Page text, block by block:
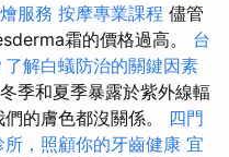
服務 按摩專業課程 儘管
霜的價格過高。 台
了解白蟻防治的關鍵因素
季和夏季暴露於紫外線輻
的膚色都沒關係。 四門
，照顧你的牙齒健康 宜